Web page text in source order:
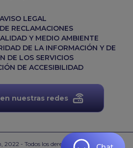
AVISO LEGAL
RECLAMACIONES
Y MEDIO AMBIENTE
DE LA INFORMACIÓN Y DE
DE LOS SERVICIOS
DE ACCESIBILIDAD
nuestras redes
- Todos los derechos reservados.Web